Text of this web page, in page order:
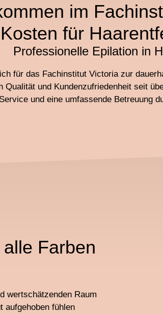
im
Kosten für
Professionelle Epilation in
für das Fachinstitut Victoria zur
Qualität und Kundenzufriedenheit seit
und eine umfassende Betreuung
Farben
wertschätzenden Raum
aufgehoben fühlen